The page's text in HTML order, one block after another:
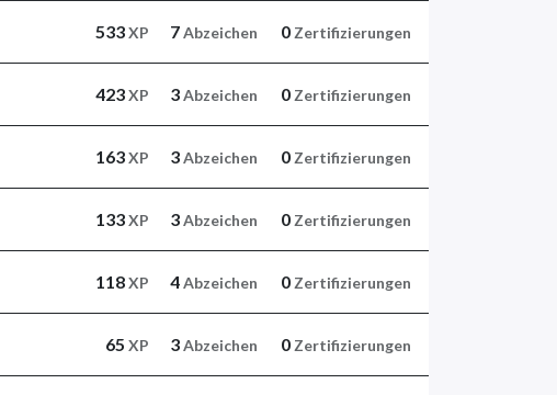
533XP 7Abzeichen 0 Zertifizierungen
423XP 3Abzeichen 0 Zertifizierungen
163XP 3Abzeichen 0 Zertifizierungen
133XP 3Abzeichen 0 Zertifizierungen
118XP 4Abzeichen 0 Zertifizierungen
65 XP 3Abzeichen 0 Zertifizierungen